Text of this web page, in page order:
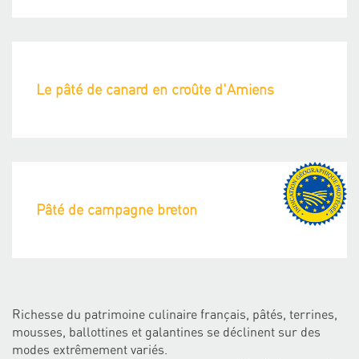
Le pâté de canard en croûte d'Amiens
Pâté de campagne breton
Richesse du patrimoine culinaire français, pâtés, terrines,
mousses, ballottines et galantines se déclinent sur des
modes extrêmement variés.